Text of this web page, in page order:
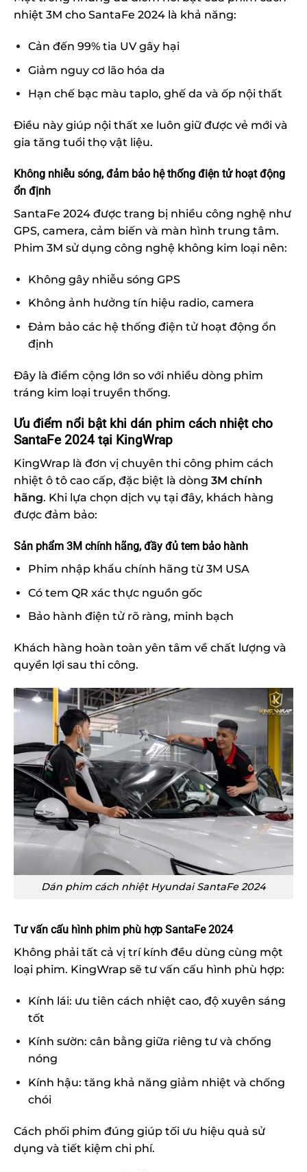
nhiệt 3M cho SantaFe 2024 là khả năng:
Cản đến 99% tia UV gây hại
Giảm nguy cơ lão hóa da
Hạn chế bạc màu taplo, ghế da và ốp nội thất
Điều này giúp nội thất xe luôn giữ được vẻ mới và
gia tăng tuổi thọ vật liệu.
Không nhiễu sóng, đảm bảo hệ thống điện tử hoạt động
ổn định
SantaFe 2024 được trang bị nhiều công nghệ như
GPS, camera, cảm biến và màn hình trung tâm.
Phim 3M sử dụng công nghệ không kim loại nên:
Không gây nhiễu sóng GPS
Không ảnh hưởng tín hiệu radio, camera
Đảm bảo các hệ thống điện tử hoạt động ổn
định
Đây là điểm cộng lớn so với nhiều dòng phim
tráng kim loại truyền thống.
Ưu điểm nổi bật khi dán phim cách nhiệt cho
SantaFe 2024 tại KingWrap
KingWrap là đơn vị chuyên thi công phim cách
nhiệt ô tô cao cấp, đặc biệt là dòng 3M chính
hãng. Khi lựa chọn dịch vụ tại đây, khách hàng
được đảm bảo:
Sản phẩm 3M chính hãng, đầy đủ tem bảo hành
Phim nhập khẩu chính hãng từ 3M USA
Có tem QR xác thực nguồn gốc
Bảo hành điện tử rõ ràng, minh bạch
Khách hàng hoàn toàn yên tâm về chất lượng và
quyền lợi sau thi công.
Dán phim cách nhiệt Hyundai SantaFe 2024
Tư vấn cấu hình phim phù hợp SantaFe 2024
Không phải tất cả vị trí kính đều dùng cùng một
loại phim. KingWrap sẽ tư vấn cấu hình phù hợp:
Kính lái: ưu tiên cách nhiệt cao, độ xuyên sáng
tốt
Kính sườn: cân bằng giữa riêng tư và chống
nóng
Kính hậu: tăng khả năng giảm nhiệt và chống
chói
Cách phối phim đúng giúp tối ưu hiệu quả sử
dụng và tiết kiệm chi phí.